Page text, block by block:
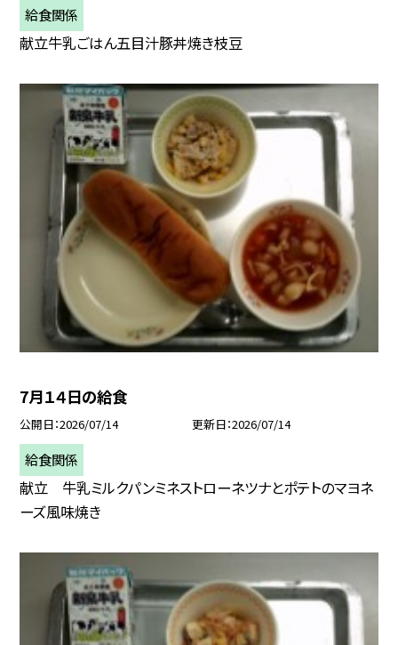
給食関係
献立牛乳ごはん五目汁豚丼焼き枝豆
7月１４日の給食
公開日 2026/07/14 更新日 2026/07/14
給食関係
献立 牛乳ミルクパンミネストローネツナとポテトのマヨネ
ーズ風味焼き